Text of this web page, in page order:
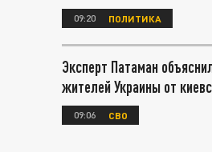
09:20 ПОЛИТИКА
Эксперт Патаман
жителей Украины от
09:06 СВО